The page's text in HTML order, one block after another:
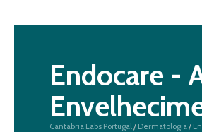
Endocare -
Cantabria Labs Portugal/ Dermatologia/